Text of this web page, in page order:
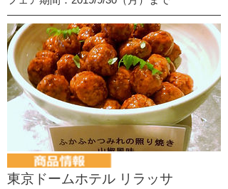
東京ドームホテル リラッサ